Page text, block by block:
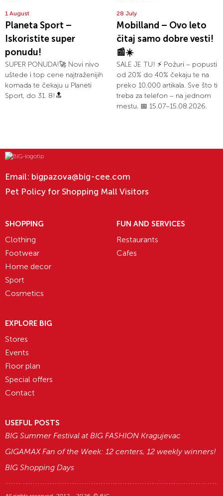
1 August
Planeta Sport –
Iskoristite super
ponudu!
SUPER PONUDA!🚀 Novi nivo
uštede i top cene najtraženijih
komada te čekaju u Planeti
Sport, do 31. 8!🔝
28 July
Mobilland – Ovo leto
čitaj samo dobre vesti!
📰☀️
SALE JE TU! ⚡ Požuri – popusti
od 20% do 40% čekaju te na
preko 10.000 artikala. Sve što ti
treba za telefon – na jednom
mestu. 📅 15.07–15.08.2026.
Email: bigpazova@big-cee.com
Pet Policy for Shopping Mall Visitors
SHOPPING
Clothing
Footwear
Home decor
Sport
Cosmetics
FUN AND SERVICES
Restaurants
Cafes
EXPLORE BIG
Stores
Events
Floor plan
Special offers
Contact
USEFUL POSTS
BIG Summer Festival at BIG FASHION Kragujevac
GIGAMAX Fan of the Week: 12 centers, 12 weekly winners!
BIG Shopping Days